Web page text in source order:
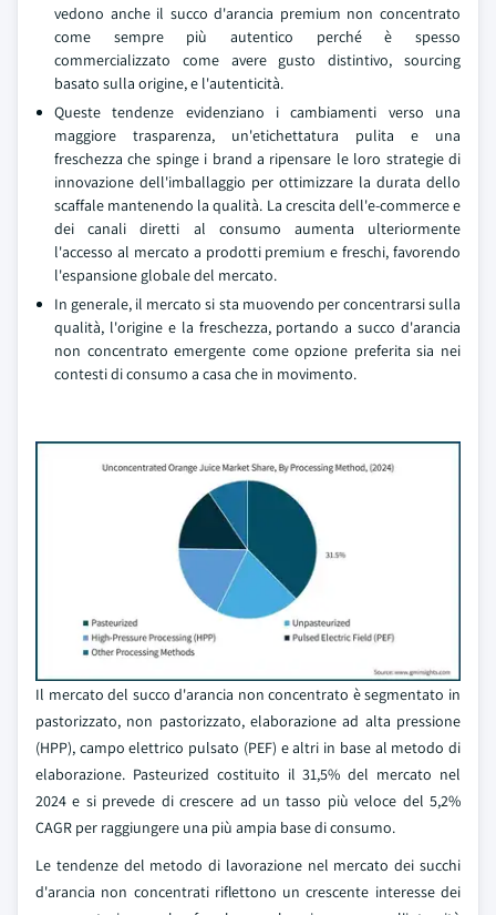
vedono anche il succo d'arancia premium non concentrato
come sempre più autentico perché è spesso
commercializzato come avere gusto distintivo, sourcing
basato sulla origine, e l'autenticità.
Queste tendenze evidenziano i cambiamenti verso una
maggiore trasparenza, un'etichettatura pulita e una
freschezza che spinge i brand a ripensare le loro strategie di
innovazione dell'imballaggio per ottimizzare la durata dello
scaffale mantenendo la qualità. La crescita dell'e-commerce e
dei canali diretti al consumo aumenta ulteriormente
l'accesso al mercato a prodotti premium e freschi, favorendo
l'espansione globale del mercato.
In generale, il mercato si sta muovendo per concentrarsi sulla
qualità, l'origine e la freschezza, portando a succo d'arancia
non concentrato emergente come opzione preferita sia nei
contesti di consumo a casa che in movimento.
Il mercato del succo d'arancia non concentrato è segmentato in
pastorizzato, non pastorizzato, elaborazione ad alta pressione
(HPP), campo elettrico pulsato (PEF) e altri in base al metodo di
elaborazione. Pasteurized costituito il 31,5% del mercato nel
2024 e si prevede di crescere ad un tasso più veloce del 5,2%
CAGR per raggiungere una più ampia base di consumo.
Le tendenze del metodo di lavorazione nel mercato dei succhi
d'arancia non concentrati riflettono un crescente interesse dei